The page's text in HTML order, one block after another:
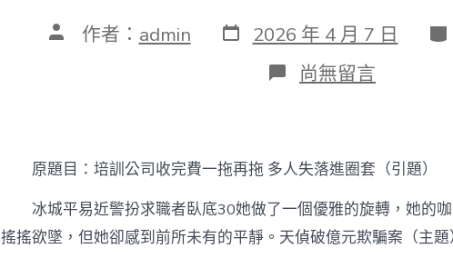
文 作者： admin 發
表
2026 年 4 月 7 日 分
類
在
〈培
收
完
費
一
拖
尚無留言
原題目：培訓公司收完費一拖再拖 多人失落進圈套（引題）
冰城平易近警扮求職者臥底30她做了一個優雅的旋轉，她的
搖搖欲墜，但她卻感到前所未有的平靜。天偵破億元欺騙案（主題